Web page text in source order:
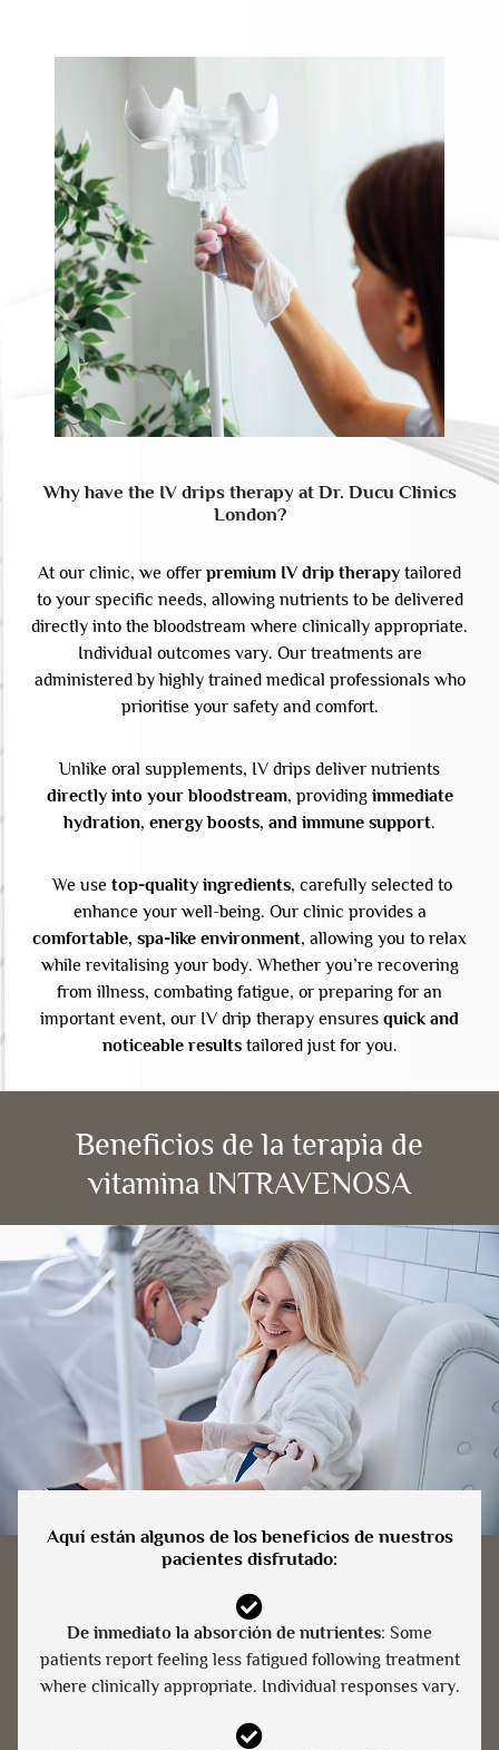
Why have the IV drips therapy at Dr. Ducu Clinics
London?
At our clinic, we offer premium IV drip therapy tailored
to your specific needs, allowing nutrients to be delivered
directly into the bloodstream where clinically appropriate.
Individual outcomes vary. Our treatments are
administered by highly trained medical professionals who
prioritise your safety and comfort.
Unlike oral supplements, IV drips deliver nutrients
directly into your bloodstream, providing immediate
hydration, energy boosts, and immune support.
We use top-quality ingredients, carefully selected to
enhance your well-being. Our clinic provides a
comfortable, spa-like environment, allowing you to relax
while revitalising your body. Whether you’re recovering
from illness, combating fatigue, or preparing for an
important event, our IV drip therapy ensures quick and
noticeable resultstailored just for you.
Aquí están algunos de los beneficios de nuestros
pacientes disfrutado:
De inmediato la absorción de nutrientes: Some
patients report feeling less fatigued following treatment
where clinically appropriate. Individual responses vary.
Beneficios de la terapia de
vitamina INTRAVENOSA